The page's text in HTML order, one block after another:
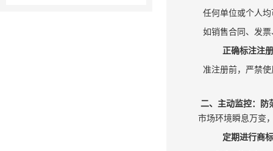
任何单位或个人
如销售合同、发
正确标注注
准注册前，严禁
二、主动监控：防
市场环境瞬息万变
定期进行商